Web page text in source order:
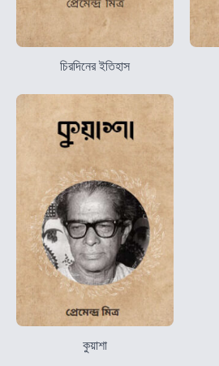
চিরদিনের ইতিহাস
কুয়াশা